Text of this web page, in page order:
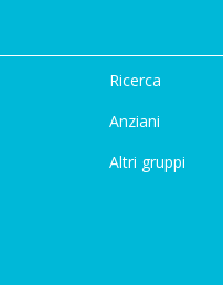
Ricerca
Anziani
Altri gruppi